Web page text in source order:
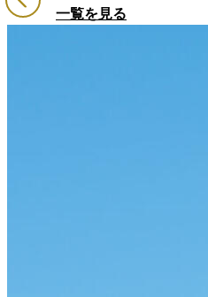
一覧を見る